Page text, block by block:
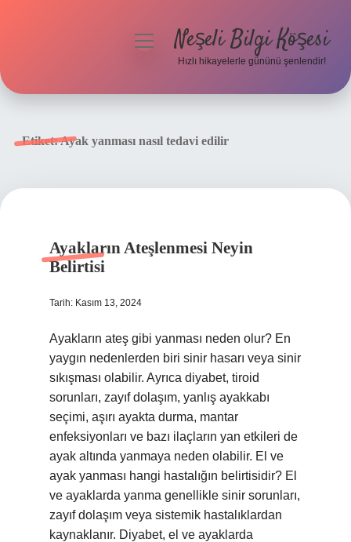
menüyüNeşeli Bilgi Köşesi
Hızlı hikayelerle gününü şenlendir!
Etiket:Ayak yanması nasıl tedavi edilir
Ayakların Ateşlenmesi Neyin
Belirtisi
Tarih: Kasım 13, 2024
Ayakların ateş gibi yanması neden olur? En
yaygın nedenlerden biri sinir hasarı veya sinir
sıkışması olabilir. Ayrıca diyabet, tiroid
sorunları, zayıf dolaşım, yanlış ayakkabı
seçimi, aşırı ayakta durma, mantar
enfeksiyonları ve bazı ilaçların yan etkileri de
ayak altında yanmaya neden olabilir. El ve
ayak yanması hangi hastalığın belirtisidir? El
ve ayaklarda yanma genellikle sinir sorunları,
zayıf dolaşım veya sistemik hastalıklardan
kaynaklanır. Diyabet, el ve ayaklarda